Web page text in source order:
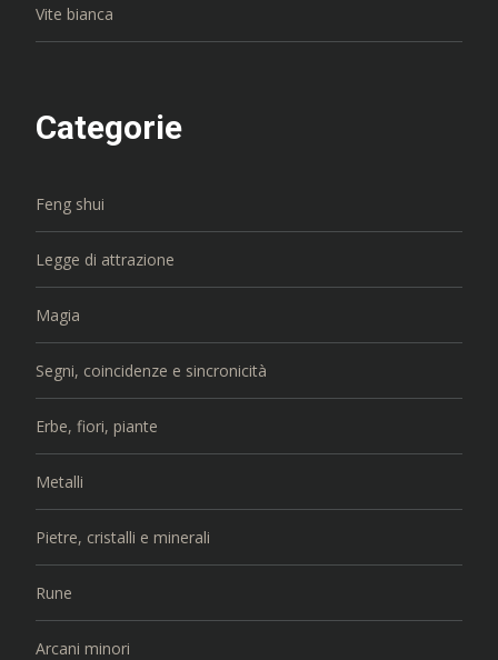
Vite bianca
Categorie
Feng shui
Legge di attrazione
Magia
Segni, coincidenze e sincronicità
Erbe, fiori, piante
Metalli
Pietre, cristalli e minerali
Rune
Arcani minori